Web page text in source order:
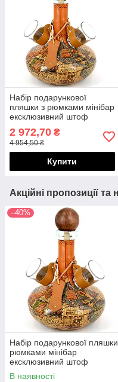
Набір подарункової
пляшки з рюмками мінібар
ексклюзивний штоф
Старовинна карта 226-MO
2 972,70 ₴
4 954,50 ₴
Купити
Акційні пропозиції та
–40%
Набір подарункової
рюмками мінібар
ексклюзивний штоф
Старовинна карта 226-MO
В наявності